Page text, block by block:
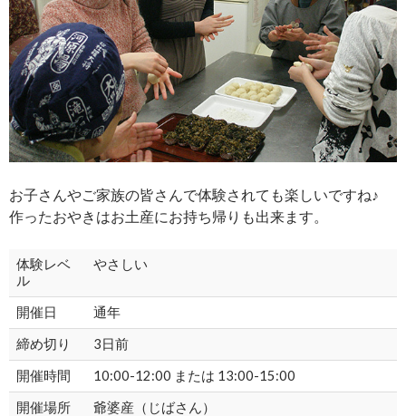
お子さんやご家族の皆さんで体験されても楽しいですね♪
作ったおやきはお土産にお持ち帰りも出来ます。
体験レベ
ル
やさしい
開催日 通年
締め切り 3日前
開催時間 10:00-12:00 または 13:00-15:00
開催場所 爺婆産（じばさん）